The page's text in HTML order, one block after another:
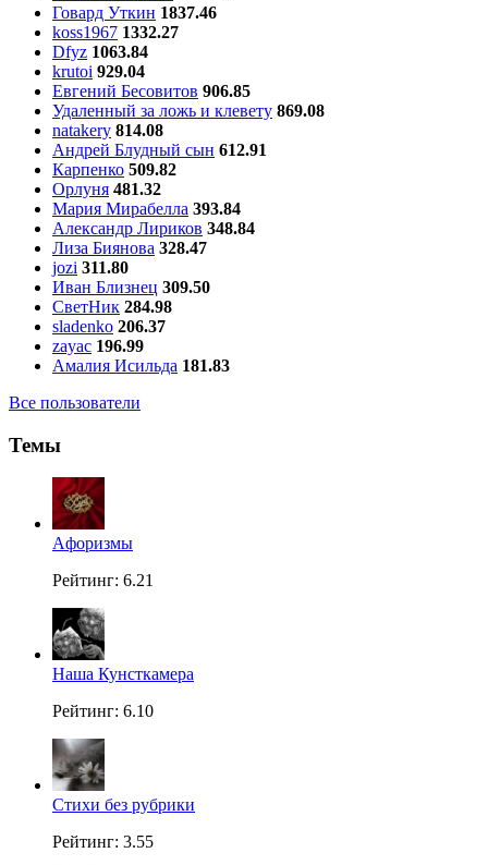
Говард Уткин 1837.46
koss1967 1332.27
Dfyz 1063.84
krutoi 929.04
Евгений Бесовитов 906.85
Удаленный за ложь и клевету 869.08
natakery 814.08
Андрей Блудный сын 612.91
Карпенко 509.82
Орлуня 481.32
Мария Мирабелла 393.84
Александр Лириков 348.84
Лиза Биянова 328.47
jozi 311.80
Иван Близнец 309.50
СветНик 284.98
sladenko 206.37
zayac 196.99
Амалия Исильда 181.83
Все пользователи
Темы
Aфоризмы
Рейтинг: 6.21
Наша Кунсткамера
Рейтинг: 6.10
Стихи без рубрики
Рейтинг: 3.55